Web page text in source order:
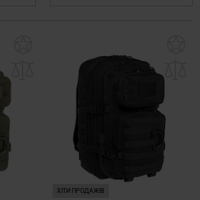
уподобань
ХІТИ ПРОДАЖІВ